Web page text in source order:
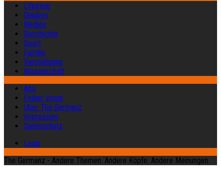
Lifestyle
Glauben
Medien
Geschichte
Sport
Familie
Verteidigung
Wissenschaft
Abo
Früher Vogel
Über The Germanz
Impressum
Datenschutz
Login
The Germanz - Andere Themen. Andere Köpfe. Andere Meinungen.